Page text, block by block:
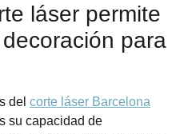
láser permite
para
del corte láser Barcelona
su capacidad de